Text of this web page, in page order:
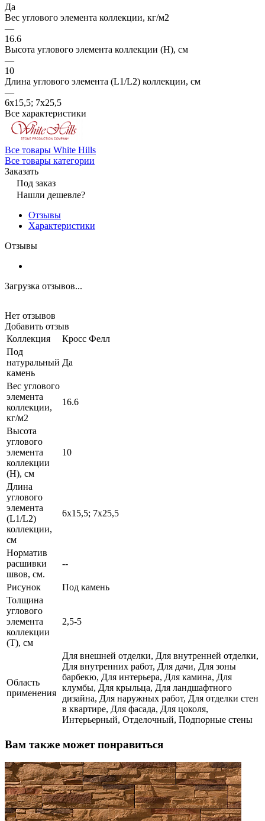
Да
Вес углового элемента коллекции, кг/м2
—
16.6
Высота углового элемента коллекции (H), см
—
10
Длина углового элемента (L1/L2) коллекции, см
—
6х15,5; 7х25,5
Все характеристики
Все товары White Hills
Все товары категории
Заказать
Под заказ
Нашли дешевле?
Отзывы
Характеристики
Отзывы
Загрузка отзывов...
Нет отзывов
Добавить отзыв
Коллекция
Кросс Фелл
Под
натуральный
камень
Да
Вес углового
элемента
коллекции,
кг/м2
16.6
Высота
углового
элемента
коллекции
(H), см
10
Длина
углового
элемента
(L1/L2)
коллекции,
см
6х15,5; 7х25,5
Норматив
расшивки
швов, см.
--
Рисунок
Под камень
Толщина
углового
элемента
коллекции
(T), см
2,5-5
Область
применения
Для внешней отделки, Для внутренней отделки,
Для внутренних работ, Для дачи, Для зоны
барбекю, Для интерьера, Для камина, Для
клумбы, Для крыльца, Для ландшафтного
дизайна, Для наружных работ, Для отделки стен
в квартире, Для фасада, Для цоколя,
Интерьерный, Отделочный, Подпорные стены
Вам также может понравиться